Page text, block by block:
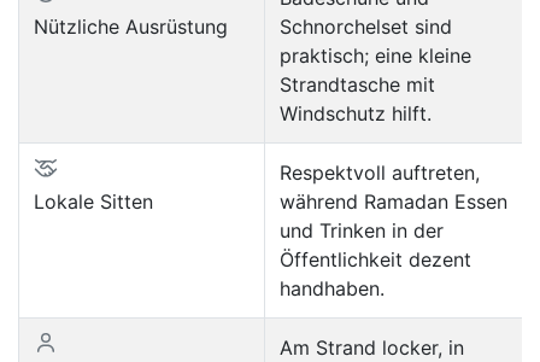
Nützliche Ausrüstung
Schnorchelset sind
praktisch; eine kleine
Strandtasche mit
Windschutz hilft.
Lokale Sitten
Respektvoll auftreten,
während Ramadan Essen
und Trinken in der
Öffentlichkeit dezent
handhaben.
Am Strand locker, in